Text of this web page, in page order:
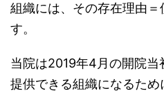
組織には、その存在理由
す。
当院は2019年4月の開院当
提供できる組織になるた